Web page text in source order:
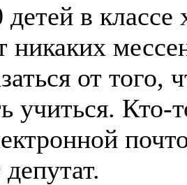
в классе
никаких
от того,
учиться.